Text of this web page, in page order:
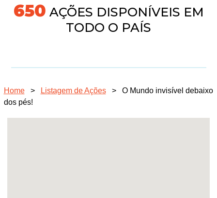
704 AÇÕES DISPONÍVEIS EM
TODO O PAÍS
Home > Listagem de Ações >
O Mundo invisível debaixo
dos pés!